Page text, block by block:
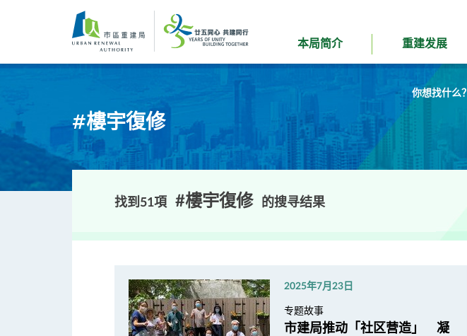
内
本局简介 重建发展
你想找什么？
#樓宇復修
找到51項 #樓宇復修 的搜寻结果
2025年7月23日
专题故事
市建局推动「社区营造」 凝